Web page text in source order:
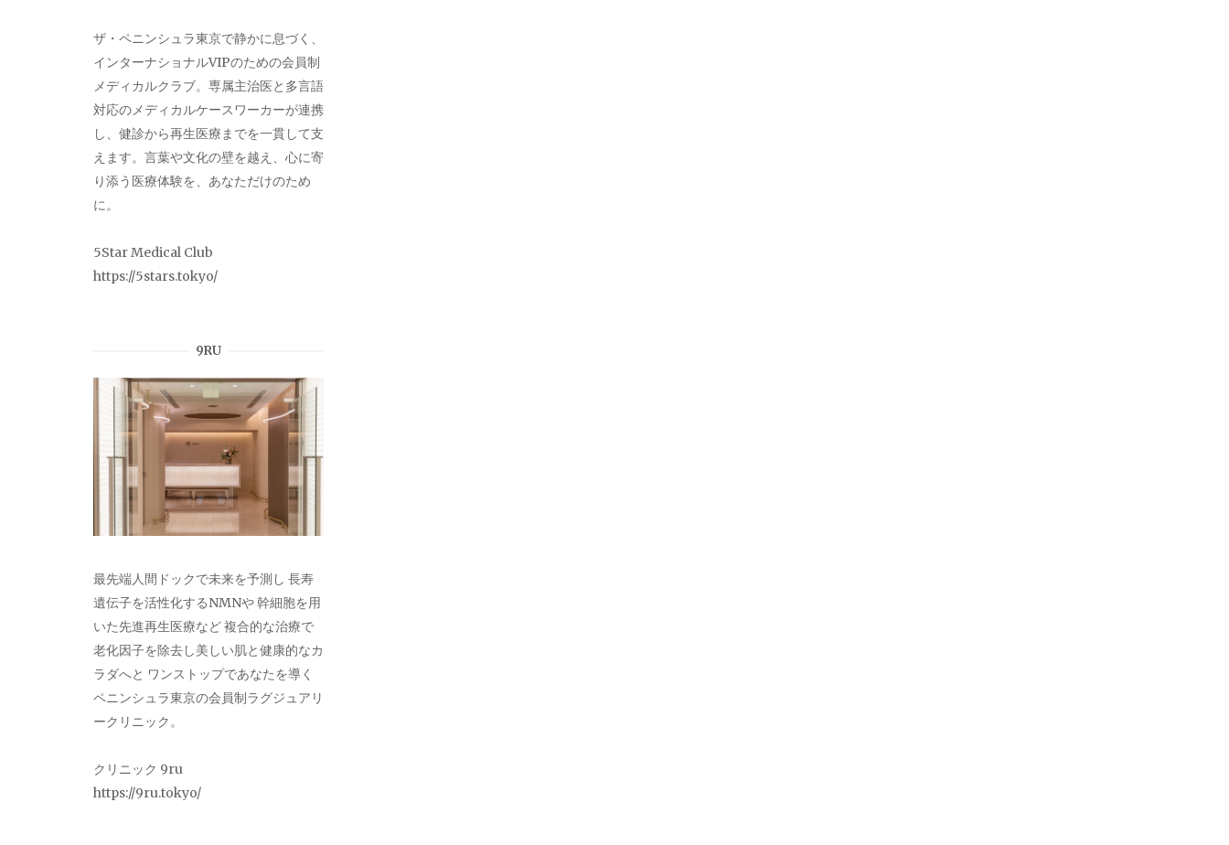
ザ・ペニンシュラ東京で静かに息づく、
インターナショナルVIPのための会員制
メディカルクラブ。専属主治医と多言語
対応のメディカルケースワーカーが連携
し、健診から再生医療までを一貫して支
えます。言葉や文化の壁を越え、心に寄
り添う医療体験を、あなただけのため
に。
5Star Medical Club
https://5stars.tokyo/
9RU
最先端人間ドックで未来を予測し 長寿
遺伝子を活性化するNMNや 幹細胞を用
いた先進再生医療など 複合的な治療で
老化因子を除去し美しい肌と健康的なカ
ラダへと ワンストップであなたを導く
ペニンシュラ東京の会員制ラグジュアリ
ークリニック。
クリニック 9ru
https://9ru.tokyo/